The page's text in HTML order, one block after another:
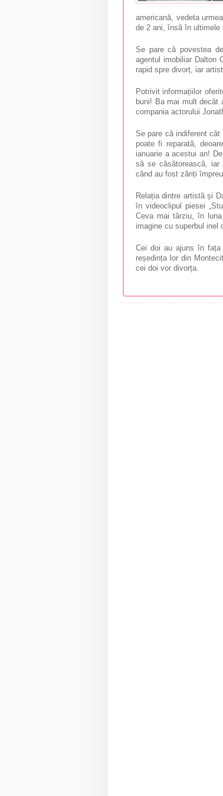
americană, vedeta
de 2 ani, însă în ultimele
Se pare că povestea
agentul imobiliar Dalton
rapid spre divorț, iar
Potrivit informațiilor
buni! Ba mai mult decât
compania actorului
Se pare că indiferent
poate fi reparată,
ianuarie a acestui an!
să se căsătorească, iar
când au fost zăriți
Relația dintre artistă și
în videoclipul piesei
Ceva mai târziu, în
imagine cu superbul inel
Cei doi au ajuns în
reședința lor din
cei doi vor divorța.